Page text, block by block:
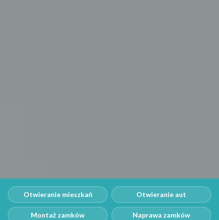
Otwieranie mieszkań Otwieranie aut
Montaż zamków Naprawa zamków